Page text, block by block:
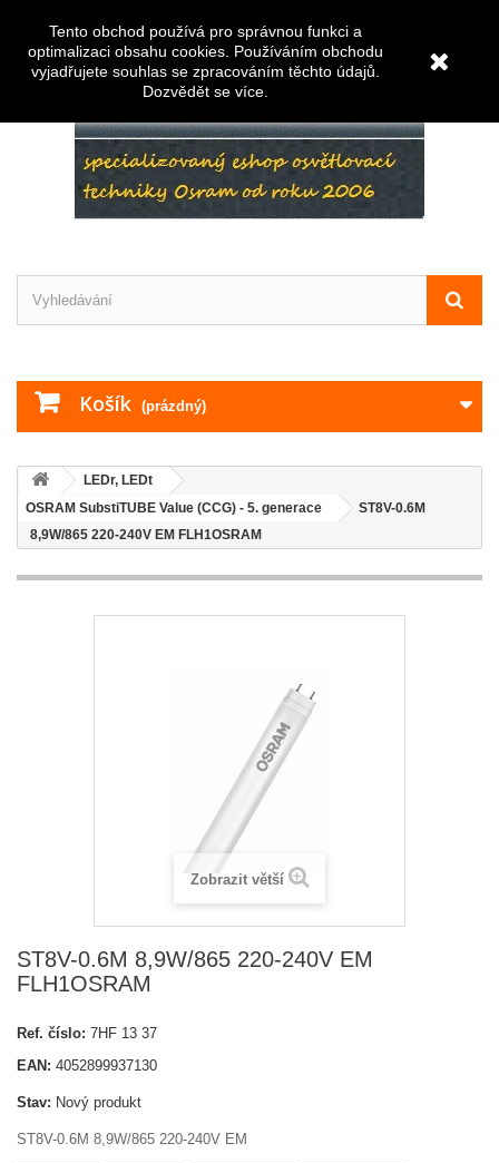
Košík (prázdný)
LEDr, LEDt
OSRAM SubstiTUBE Value (CCG) - 5. generace
ST8V-0.6M
8,9W/865 220-240V EM FLH1OSRAM
Zobrazit větší
ST8V-0.6M 8,9W/865 220-240V EM
FLH1OSRAM
Ref. číslo: 7HF 13 37
EAN: 4052899937130
Stav: Nový produkt
ST8V-0.6M 8,9W/865 220-240V EM
Tento obchod používá pro správnou funkci a
optimalizaci obsahu cookies. Používáním obchodu
vyjadřujete souhlas se zpracováním těchto údajů.
Dozvědět se více.